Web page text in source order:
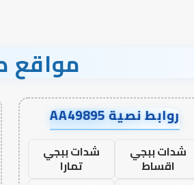
مواقع
روابط نصية AA49895
شدات ببجي
اقساط
شدات ببجي
تمارا